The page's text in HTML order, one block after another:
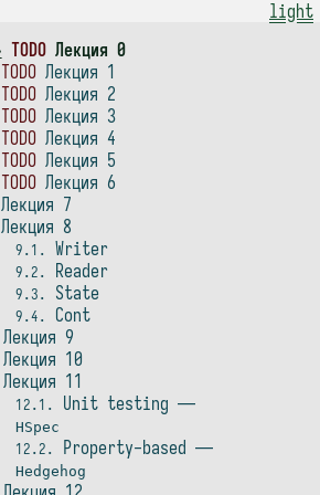
light
TODOЛекция 0
TODOЛекция 1
TODOЛекция 2
TODOЛекция 3
TODOЛекция 4
TODOЛекция 5
TODOЛекция 6
Лекция 7
Лекция 8
9.1 Writer
9.2 Reader
9.3 State
9.4 Cont
Лекция 9
Лекция 10
Лекция 11
12.1 Unit testing —
HSpec
12.2 Property-based —
Hedgehog